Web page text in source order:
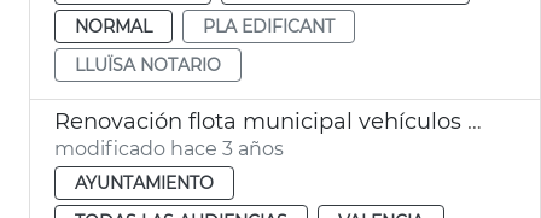
NORMAL
PLA EDIFICANT
LLUÏSA NOTARIO
Renovación flota municipal vehículos eléctricos
modificado hace 3 años
AYUNTAMIENTO